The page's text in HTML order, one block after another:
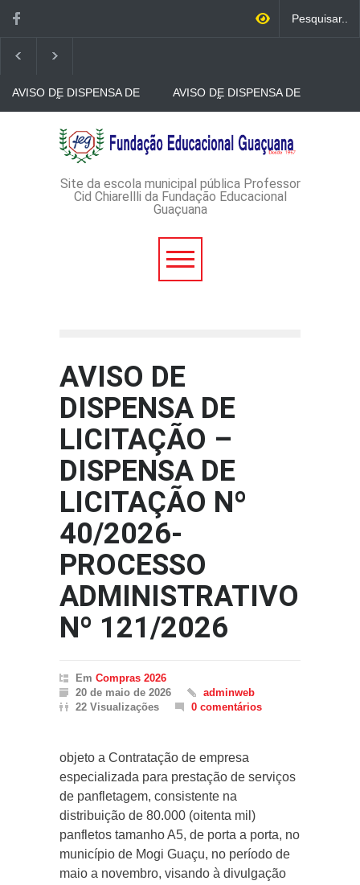
AVISO DE DISPENSA DE
LICITAÇÃO Nº 53/2026-
PROCESSO
ADMINISTRATIVO Nº
165/2026
AVISO DE DISPENSA DE
LICITAÇÃO Nº 52/2026-
ADMINISTRATIVO Nº
149/2026
AVISO DE DISPENSA DE
LICITAÇÃO - DISPENSA DE
LICITAÇÃO Nº 51/2026 -
ADMINISTRATIVO Nº
Site da escola municipal pública Professor
Cid Chiarellli da Fundação Educacional
Guaçuana
AVISO DE
DISPENSA DE
LICITAÇÃO –
DISPENSA DE
LICITAÇÃO Nº
40/2026-
PROCESSO
ADMINISTRATIVO
Nº 121/2026
Em Compras 2026
20 de maio de 2026
adminweb
22 Visualizações
0 comentários
objeto a Contratação de empresa
especializada para prestação de serviços
de panfletagem, consistente na
distribuição de 80.000 (oitenta mil)
panfletos tamanho A5, de porta a porta, no
município de Mogi Guaçu, no período de
maio a novembro, visando à divulgação